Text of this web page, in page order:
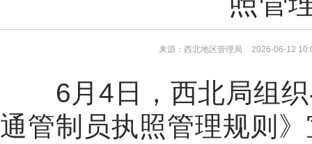
来源：西北地区管理局 2026-06-12
6 月4 日，西北局组
通管制员执照管理规则